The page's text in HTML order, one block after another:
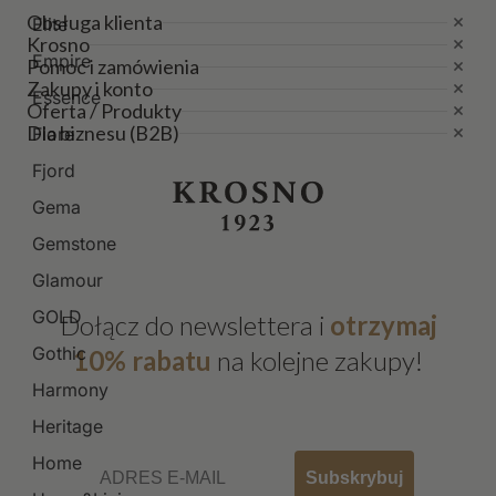
Elite
Empire
Essence
Fiore
Fjord
Gema
Gemstone
Glamour
GOLD
Gothic
Harmony
Heritage
Home
Obsługa klienta
Krosno
Pomoc i zamówienia
Zakupy i konto
Oferta / Produkty
Dla biznesu (B2B)
Dołącz do newslettera i otrzymaj
10% rabatu na kolejne zakupy!
Email
Subskrybuj